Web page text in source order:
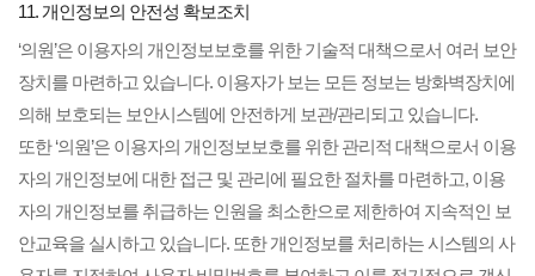
11. 개인정보의 안전성 확보조치
‘의원’은 이용자의 개인정보보호를 위한 기술적 대책으로서 여러 보안
장치를 마련하고 있습니다. 이용자가 보는 모든 정보는 방화벽장치에
의해 보호되는 보안시스템에 안전하게 보관/관리되고 있습니다.
또한 ‘의원’은 이용자의 개인정보보호를 위한 관리적 대책으로서 이용
자의 개인정보에 대한 접근 및 관리에 필요한 절차를 마련하고, 이용
자의 개인정보를 취급하는 인원을 최소한으로 제한하여 지속적인 보
안교육을 실시하고 있습니다. 또한 개인정보를 처리하는 시스템의 사